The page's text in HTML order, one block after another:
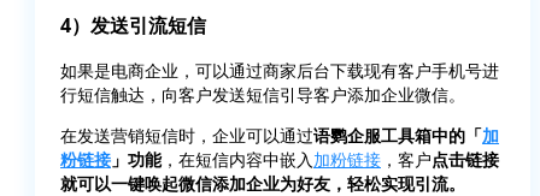
4）发送引流短信
如果是电商企业，可以通过商家后台下载现有客户手机号进
行短信触达，向客户发送短信引导客户添加企业微信。
在发送营销短信时，企业可以通过语鹦企服工具箱中的「加
粉链接 」功能，在短信内容中嵌入 加粉链接 ，客户点击链接
就可以一键唤起微信添加企业为好友，轻松实现引流。